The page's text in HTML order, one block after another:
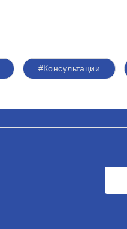
#Консультации